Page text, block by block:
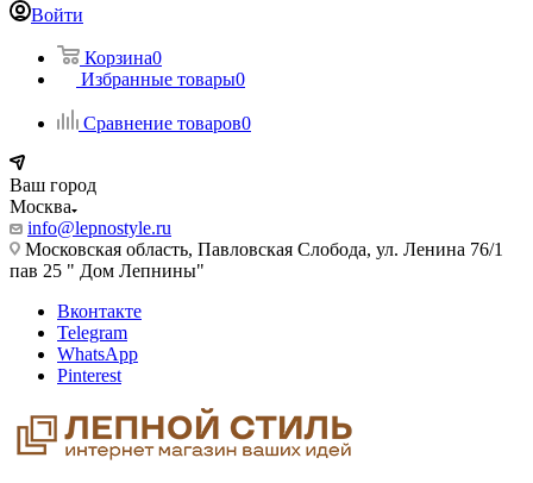
Войти
Корзина0
Избранные товары0
Сравнение товаров0
Ваш город
Москва
info@lepnostyle.ru
Московская область, Павловская Слобода, ул. Ленина 76/1
пав 25 " Дом Лепнины"
Вконтакте
Telegram
WhatsApp
Pinterest